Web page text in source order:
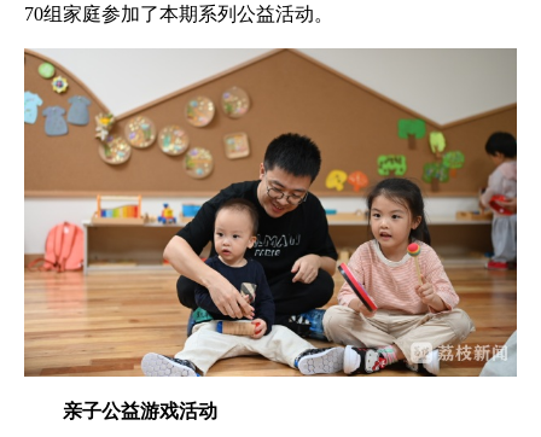
70组家庭参加了本期系列公益活动。
亲子公益游戏活动